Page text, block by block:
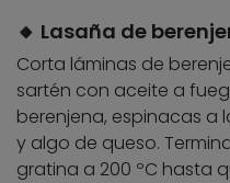
🔸 Lasaña de
Corta láminas de
sartén con aceite a
berenjena, espinacas a
y algo de queso.
gratina a 200 ºC hasta